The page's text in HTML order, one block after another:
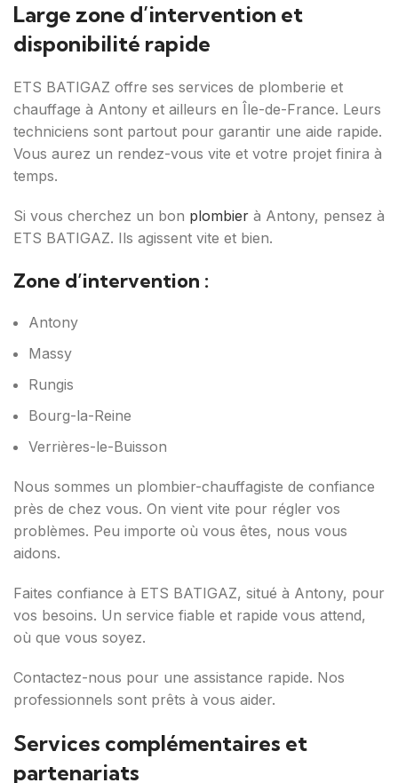
Large zone d’intervention et
disponibilité rapide
ETS BATIGAZ offre ses services de plomberie et
chauffage à Antony et ailleurs en Île-de-France. Leurs
techniciens sont partout pour garantir une aide rapide.
Vous aurez un rendez-vous vite et votre projet finira à
temps.
Si vous cherchez un bon plombier à Antony, pensez à
ETS BATIGAZ. Ils agissent vite et bien.
Zone d’intervention :
Antony
Massy
Rungis
Bourg-la-Reine
Verrières-le-Buisson
Nous sommes un plombier-chauffagiste de confiance
près de chez vous. On vient vite pour régler vos
problèmes. Peu importe où vous êtes, nous vous
aidons.
Faites confiance à ETS BATIGAZ, situé à Antony, pour
vos besoins. Un service fiable et rapide vous attend,
où que vous soyez.
Contactez-nous pour une assistance rapide. Nos
professionnels sont prêts à vous aider.
Services complémentaires et
partenariats